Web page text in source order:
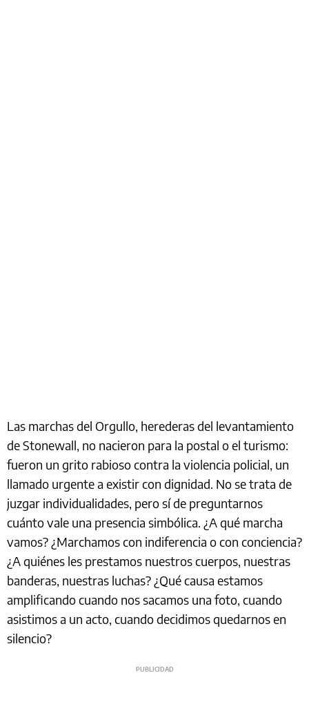
Las marchas del Orgullo, herederas del levantamiento
de Stonewall, no nacieron para la postal o el turismo:
fueron un grito rabioso contra la violencia policial, un
llamado urgente a existir con dignidad. No se trata de
juzgar individualidades, pero sí de preguntarnos
cuánto vale una presencia simbólica. ¿A qué marcha
vamos? ¿Marchamos con indiferencia o con conciencia?
¿A quiénes les prestamos nuestros cuerpos, nuestras
banderas, nuestras luchas? ¿Qué causa estamos
amplificando cuando nos sacamos una foto, cuando
asistimos a un acto, cuando decidimos quedarnos en
silencio?